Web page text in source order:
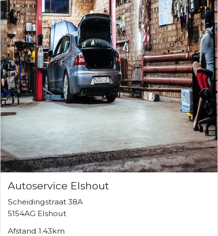
Autoservice Elshout
Scheidingstraat 38A
5154AG Elshout
Afstand 1.43km